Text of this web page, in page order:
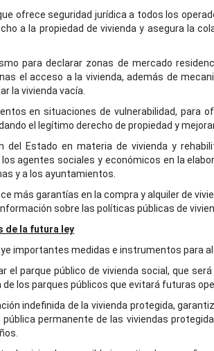
ofrece seguridad jurídica a todos los
a la propiedad de vivienda y asegura la
para declarar zonas de mercado
el acceso a la vivienda, además de
la vivienda vacía.
en situaciones de vulnerabilidad,
el legítimo derecho de propiedad y
del Estado en materia de vivienda y
agentes sociales y económicos en la
y a los ayuntamientos.
más garantías en la compra y alquiler de
sobre las políticas públicas de
de la futura ley
importantes medidas e instrumentos para
el parque público de vivienda social, que
los parques públicos que evitará futuras
indefinida de la vivienda protegida,
permanente de las viviendas